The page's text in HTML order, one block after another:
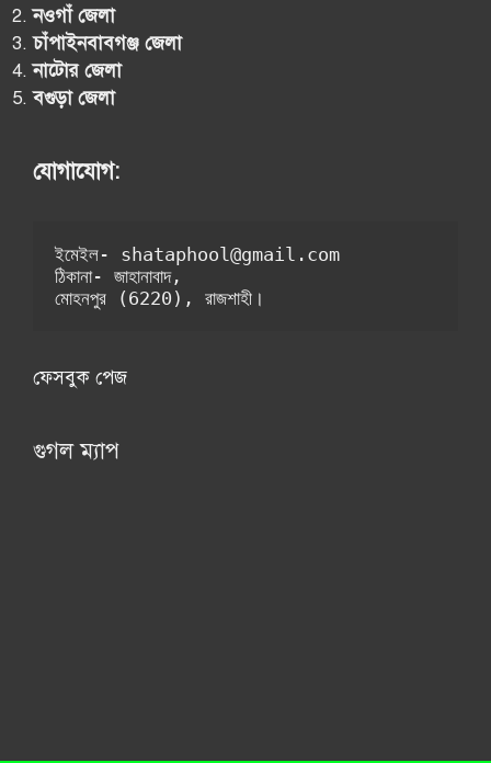
নওগাঁ জেলা
চাঁপাইনবাবগঞ্জ জেলা
নাটোর জেলা
বগুড়া জেলা
যোগাযোগ:
ইমেইল- shataphool@gmail.com
ঠিকানা- জাহানাবাদ,
মোহনপুর (6220), রাজশাহী।
ফেসবুক পেজ
গুগল ম্যাপ